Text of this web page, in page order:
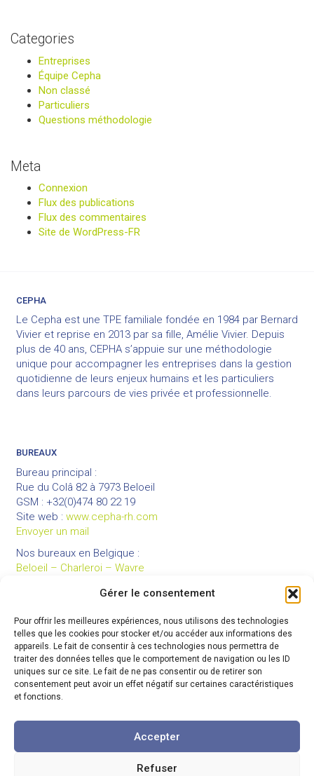
Gérer le consentement
Pour offrir les meilleures expériences, nous utilisons des technologies
telles que les cookies pour stocker et/ou accéder aux informations des
appareils. Le fait de consentir à ces technologies nous permettra de
traiter des données telles que le comportement de navigation ou les ID
uniques sur ce site. Le fait de ne pas consentir ou de retirer son
consentement peut avoir un effet négatif sur certaines caractéristiques
et fonctions.
Accepter
Refuser
Categories
Entreprises
Équipe Cepha
Non classé
Particuliers
Questions méthodologie
Meta
Connexion
Flux des publications
Flux des commentaires
Site de WordPress-FR
CEPHA
Le Cepha est une TPE familiale fondée en 1984 par Bernard
Vivier et reprise en 2013 par sa fille, Amélie Vivier. Depuis
plus de 40 ans, CEPHA s’appuie sur une méthodologie
unique pour accompagner les entreprises dans la gestion
quotidienne de leurs enjeux humains et les particuliers
dans leurs parcours de vies privée et professionnelle.
BUREAUX
Bureau principal :
Rue du Colâ 82 à 7973 Beloeil
GSM : +32(0)474 80 22 19
Site web : www.cepha-rh.com
Envoyer un mail
Nos bureaux en Belgique :
Beloeil – Charleroi – Wavre
LIENS UTILES
Mentions légales
Conditions générales de vente
Politique de confidentialité
Partenaires
Code de déontologie